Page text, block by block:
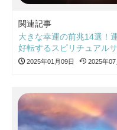
関連記事
大きな幸運の前兆14選！
好転するスピリチュアル
2025年01月09日 2025年07